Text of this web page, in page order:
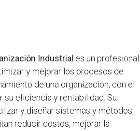
Industrial es un profesional
y mejorar los procesos de
de una organización, con el
su eficiencia y rentabilidad. Su
y diseñar sistemas y métodos
reducir costos, mejorar la